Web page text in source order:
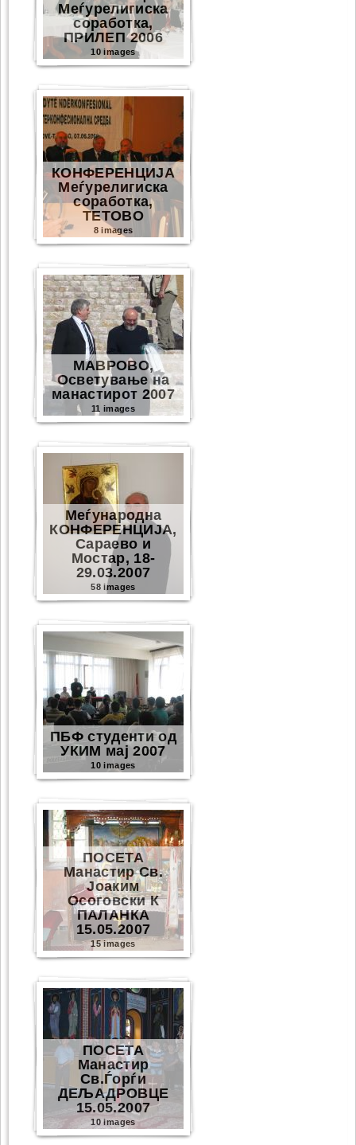
Меѓурелигиска
соработка,
ПРИЛЕП 2006
10 images
КОНФЕРЕНЦИЈА
Меѓурелигиска
соработка,
ТЕТОВО
8 images
МАВРОВО,
Осветување на
манастирот 2007
11 images
Меѓународна
КОНФЕРЕНЦИЈА,
Сараево и
Мостар, 18-
29.03.2007
58 images
ПБФ студенти од
УКИМ мај 2007
10 images
ПОСЕТА
Манастир Св.
Јоаким
Осоговски К
ПАЛАНКА
15.05.2007
15 images
ПОСЕТА
Манастир
Св.Ѓорѓи
ДЕЉАДРОВЦЕ
15.05.2007
10 images